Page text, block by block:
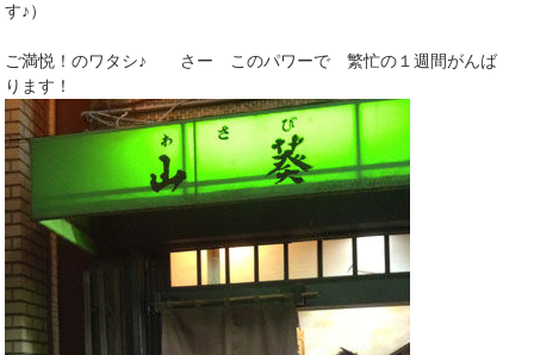
す♪）
ご満悦！のワタシ♪ さー このパワーで 繁忙の１週間がんば
ります！